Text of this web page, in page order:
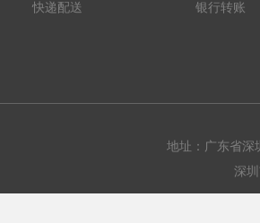
品规格
快递配送
银行转账
地址：广东省深
深